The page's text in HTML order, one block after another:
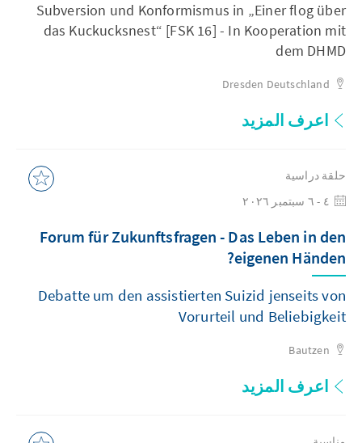
Subversion und Konformismus in „Einer flog über
das Kuckucksnest“ [FSK 16] - In Kooperation mit
dem DHMD
Dresden Deutschland
اعرف المزيد
حلقة دراسية
Forum für Zukunftsfragen - Das Leben in den
eigenen Händen?
Debatte um den assistierten Suizid jenseits von
Vorurteil und Beliebigkeit
Bautzen
اعرف المزيد